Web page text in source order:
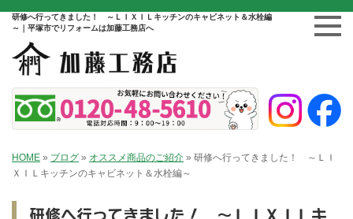
研修へ行ってきました！ ～ＬＩＸＩＬキッチンのキャビネット＆水栓編
～｜平塚市でリフォームは加藤工務店へ
HOME » ブログ » オススメ商品のご紹介 » 研修へ行ってきました！ ～ＬＩ
ＸＩＬキッチンのキャビネット＆水栓編～
研修へ行ってきました！ ～ＬＩＸＩＬキ